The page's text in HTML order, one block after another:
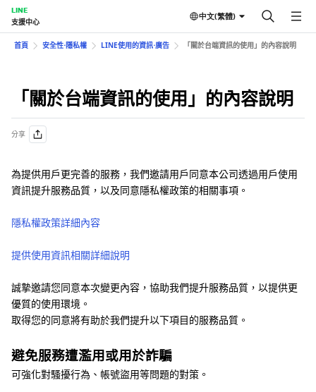
LINE
支援中心
中文(繁體)
首頁 安全性⋅隱私權 LINE使用的資訊⋅廣告 「關於台端資訊的使用」的內容說明
「關於台端資訊的使用」的內容說明
分享
為提供用戶更完善的服務，我們邀請用戶同意本公司透過用戶使用
資訊提升服務品質，以及同意隱私權政策的相關事項。
隱私權政策詳細內容
提供使用資訊相關詳細說明
誠摯邀請您同意本次變更內容，協助我們提升服務品質，以提供更
優質的使用環境。
取得您的同意將有助於我們提升以下項目的服務品質。
避免服務遭濫用或用於詐騙
可強化對騷擾行為、帳號盜用等問題的對策。